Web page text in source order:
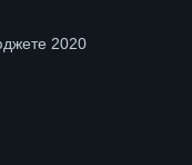
2020